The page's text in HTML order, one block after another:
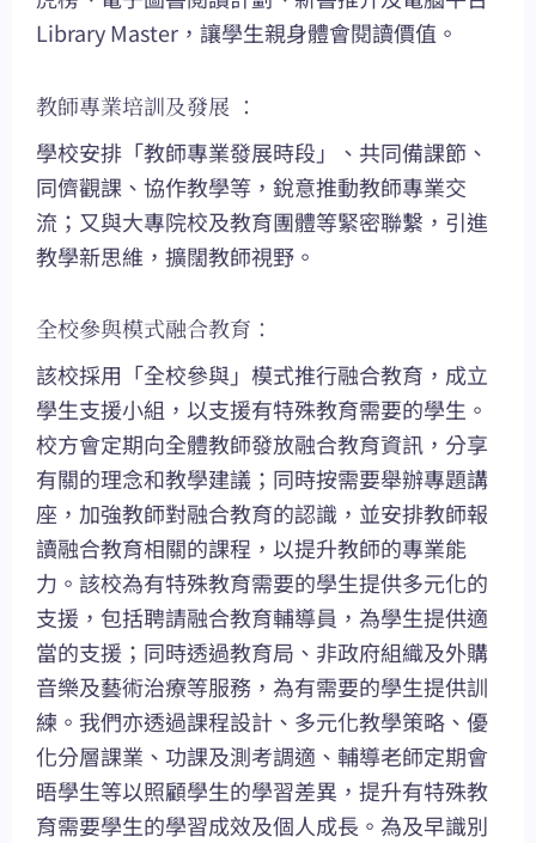
Library Master，讓學生親身體會閱讀價值。
教師專業培訓及發展 ：
學校安排「教師專業發展時段」、共同備課節、
同儕觀課、協作教學等，銳意推動教師專業交
流；又與大專院校及教育團體等緊密聯繫，引進
教學新思維，擴闊教師視野。
全校參與模式融合教育：
該校採用「全校參與」模式推行融合教育，成立
學生支援小組，以支援有特殊教育需要的學生。
校方會定期向全體教師發放融合教育資訊，分享
有關的理念和教學建議；同時按需要舉辦專題講
座，加強教師對融合教育的認識，並安排教師報
讀融合教育相關的課程，以提升教師的專業能
力。該校為有特殊教育需要的學生提供多元化的
支援，包括聘請融合教育輔導員，為學生提供適
當的支援；同時透過教育局、非政府組織及外購
音樂及藝術治療等服務，為有需要的學生提供訓
練。我們亦透過課程設計、多元化教學策略、優
化分層課業、功課及測考調適、輔導老師定期會
晤學生等以照顧學生的學習差異，提升有特殊教
育需要學生的學習成效及個人成長。為及早識別